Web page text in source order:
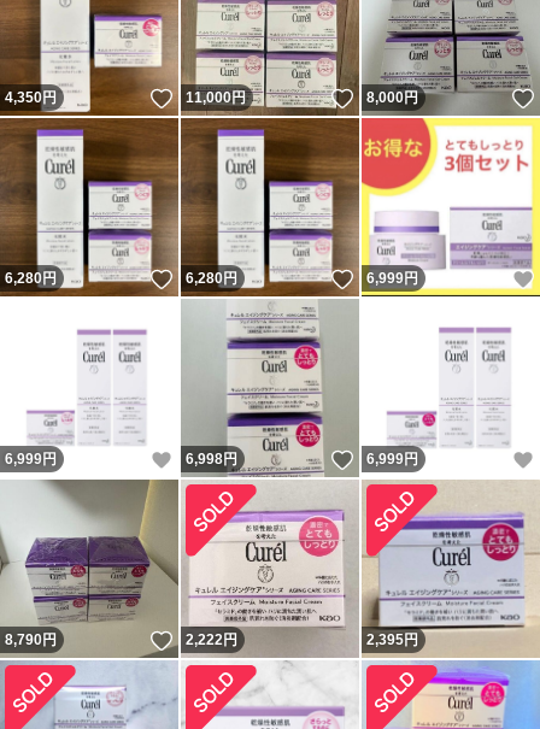
4,350円 いいね！
11,000円 いいね！
8,000円
6,280 円 いいね！
6,280 円 いいね！
6,999円
6,999円 いいね！
6,998円 いいね！
6,999円
8,790円 いいね！
2,222円 2,395円